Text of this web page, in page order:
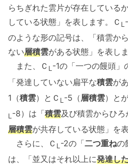
らちぎれた雲片が存在している
している状態」を表します。Ｃ L
のような形の記号は、「積雲か
ない層積雲がある状態」を表しま
また、Ｃ L-1の「一つの饅頭」
「発達していない扁平な積雲が
1（積雲）とＣ L -5（ 層積雲）と
L -8）は「積雲及び積雲からひ
層積雲が共存している状態」を表
さらに、Ｃ L-2の「二つ重ねの
は、「並又はそれ以上に発達し